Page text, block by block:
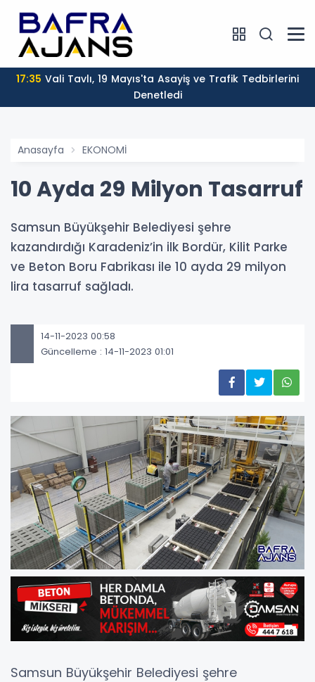
17:35
Denetledi
Anasayfa EKONOMİ
10 Ayda 29 Milyon Tasarruf
Samsun Büyükşehir Belediyesi şehre
kazandırdığı Karadeniz’in ilk Bordür, Kilit Parke
ve Beton Boru Fabrikası ile 10 ayda 29 milyon
lira tasarruf sağladı.
14-11-2023 00:58
Güncelleme : 14-11-2023 01:01
Samsun Büyükşehir Belediyesi şehre